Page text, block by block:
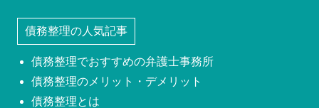
債務整理の人気記事
債務整理でおすすめの弁護士事務所
債務整理のメリット・デメリット
債務整理とは